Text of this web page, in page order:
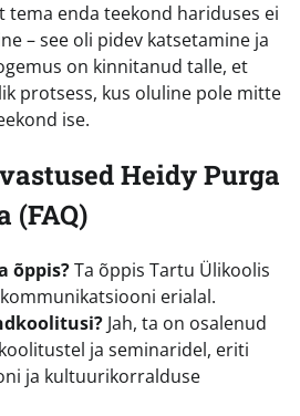
tema enda teekond hariduses ei
– see oli pidev katsetamine ja
on kinnitanud talle, et
protsess, kus oluline pole mitte
ise.
Heidy Purga
(FAQ)
õppis?Ta õppis Tartu Ülikoolis
erialal.
Jah, ta on osalenud
ja seminaridel, eriti
ja kultuurikorralduse